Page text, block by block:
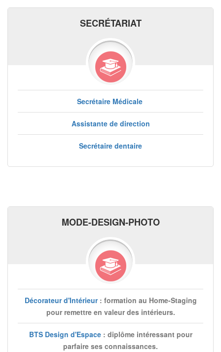
SECRÉTARIAT
Secrétaire Médicale
Assistante de direction
Secrétaire dentaire
MODE-DESIGN-PHOTO
Décorateur d'Intérieur: formation au Home-Staging
pour remettre en valeur des intérieurs.
BTS Design d'Espace: diplôme intéressant pour
parfaire ses connaissances.